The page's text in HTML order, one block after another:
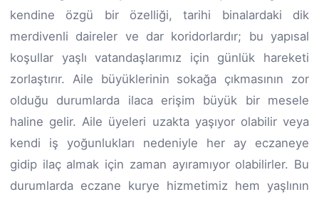
kendine özgü bir özelliği, tarihi binalardaki dik
merdivenli daireler ve dar koridorlardır; bu yapısal
koşullar yaşlı vatandaşlarımız için günlük hareketi
zorlaştırır. Aile büyüklerinin sokağa çıkmasının zor
olduğu durumlarda ilaca erişim büyük bir mesele
haline gelir. Aile üyeleri uzakta yaşıyor olabilir veya
kendi iş yoğunlukları nedeniyle her ay eczaneye
gidip ilaç almak için zaman ayıramıyor olabilirler. Bu
durumlarda eczane kurye hizmetimiz hem yaşlının